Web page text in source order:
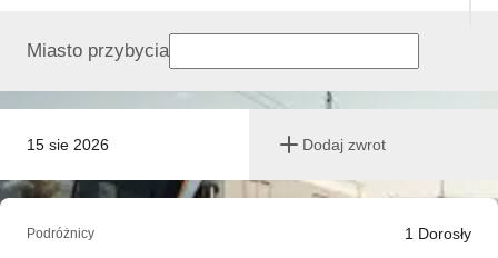
15 sie 2026 Dodaj zwrot
Miasto przybycia
Podróżnicy 1 Dorosły